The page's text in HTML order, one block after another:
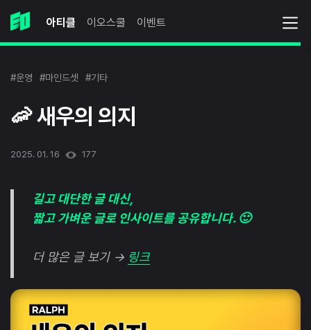
아티클 이오스쿨 이벤트
#운영 #마인드셋 #기타
🦐 새우의 의지
2025. 01. 16 177
길고 대단한 글 대신,
짧고 가벼운 글로 인사이트를 공유합니다. 🙂
더 많은 글 보기 → 링크